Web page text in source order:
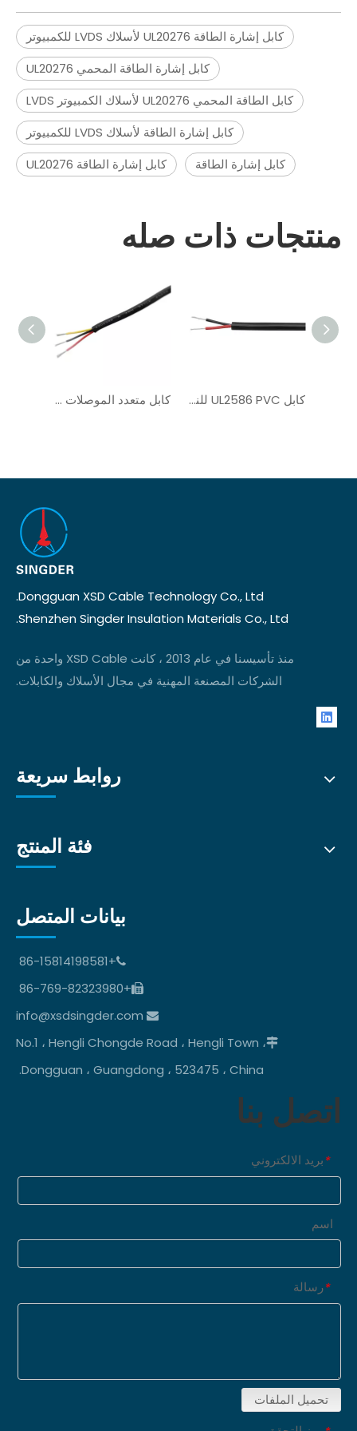
كابل إشارة الطاقة UL20276 لأسلاك LVDS للكمبيوتر
كابل إشارة الطاقة المحمي UL20276
كابل الطاقة المحمي UL20276 لأسلاك الكمبيوتر LVDS
كابل إشارة الطاقة لأسلاك LVDS للكمبيوتر
كابل إشارة الطاقة UL20276
كابل إشارة الطاقة
منتجات ذات صله
كابل متعدد الموصلات لكابل الكمبيوتر UL20276 كابل UL2586 PVC للنظام الشمسي
Dongguan XSD Cable Technology Co., Ltd.
Shenzhen Singder Insulation Materials Co., Ltd.
منذ تأسيسنا في عام 2013 ، كانت XSD Cable واحدة من
الشركات المصنعة المهنية في مجال الأسلاك والكابلات.
روابط سريعة
فئة المنتج
بيانات المتصل

+86-15814198581

+86-769-82323980

info@xsdsingder.com
No.1 ، Hengli Chongde Road ، Hengli Town ،
Dongguan ، Guangdong ، 523475 ، China.
اتصل بنا
*بريد الالكتروني
اسم
*رسالة
تحميل الملفات